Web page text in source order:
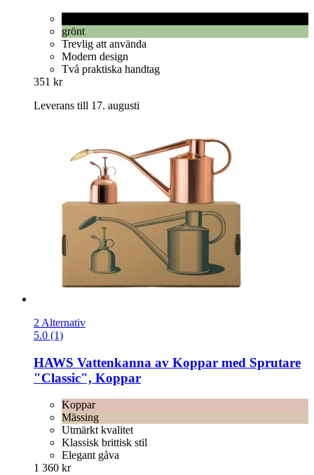
grönt
Trevlig att använda
Modern design
Två praktiska handtag
351 kr
Leverans till 17. augusti
2 Alternativ
5.0 (1)
HAWS Vattenkanna av Koppar med Sprutare
"Classic", Koppar
Koppar
Mässing
Utmärkt kvalitet
Klassisk brittisk stil
Elegant gåva
1 360 kr